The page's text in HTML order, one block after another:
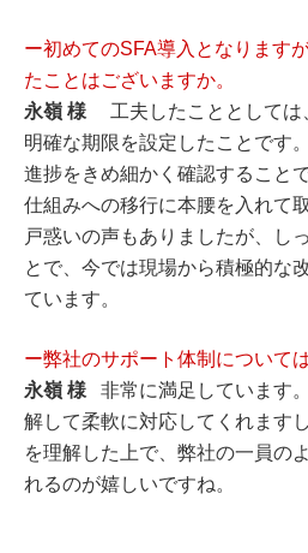
ー初めてのSFA導入となります
たことはございますか。
永嶺 様 工夫したこととして
明確な期限を設定したことです
進捗をきめ細かく確認すること
仕組みへの移行に本腰を入れて
戸惑いの声もありましたが、し
とで、今では現場から積極的な
ています。
ー弊社のサポート体制について
永嶺 様 非常に満足しています
解して柔軟に対応してくれます
を理解した上で、弊社の一員の
れるのが嬉しいですね。